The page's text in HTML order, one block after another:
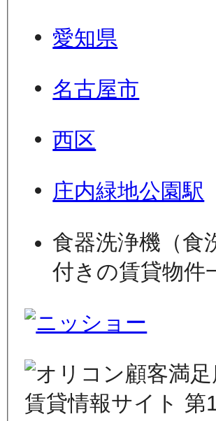
愛知県
名古屋市
西区
庄内緑地公園駅
食器洗浄機（食
付きの賃貸物件